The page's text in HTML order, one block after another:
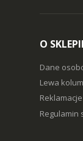
O
Dane
Lewa
Regulamin